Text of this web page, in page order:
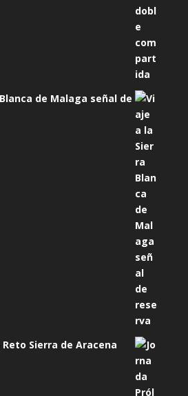
de Malaga señal de
Sierra de Aracena